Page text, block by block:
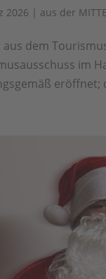
2026 | aus der MITTE
aus dem
im
eröffnet;